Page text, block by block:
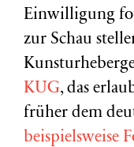
Einwilligung
zur Schau
KUG, das
früher dem
beispielsweise